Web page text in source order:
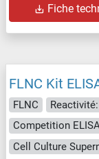
Fiche
FLNC Kit
FLNC
Competition